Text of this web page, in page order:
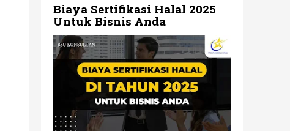
Biaya Sertifikasi Halal 2025
Untuk Bisnis Anda